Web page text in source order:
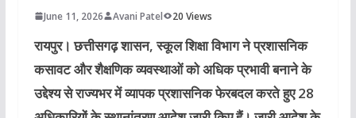
June 11, 2026 Avani Patel 20 Views
रायपुर। छत्तीसगढ़ शासन, स्कूल शिक्षा विभाग ने प्रशासनिक
कसावट और शैक्षणिक व्यवस्थाओं को अधिक प्रभावी बनाने के
उद्देश्य से राज्यभर में व्यापक प्रशासनिक फेरबदल करते हुए 28